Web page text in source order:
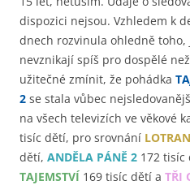
dispozici nejsou. Vzhledem k
dnech rozvinula ohledně
nevznikají spíš pro dospělé
užitečné zmínit, že pohádka
2 se stala vůbec
na všech televizích ve věkové
tisíc dětí, pro srovnání
dětí, ANDĚLA PÁNĚ 2 172 tisíc
TAJEMSTVÍ 169 tisíc dětí a TŘI